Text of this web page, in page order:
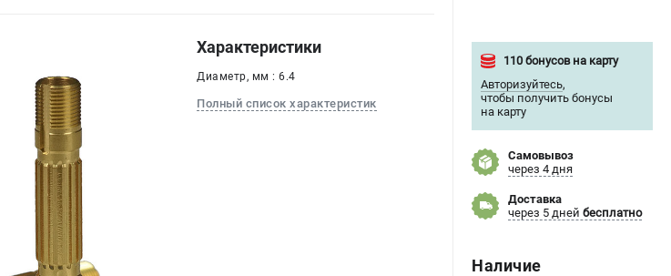
110 бонусов на карту
Авторизуйтесь,
чтобы получить бонусы
на карту
Самовывоз
через 4 дня
Доставка
через 5 дней бесплатно
Наличие
Характеристики
Диаметр, мм : 6.4
Полный список характеристик